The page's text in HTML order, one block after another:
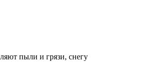
пыли и грязи, снегу